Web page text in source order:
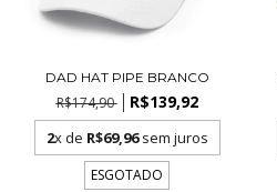
DAD HAT PIPE BRANCO
R$174,90 R$139,92
2x de R$69,96sem juros
ESGOTADO